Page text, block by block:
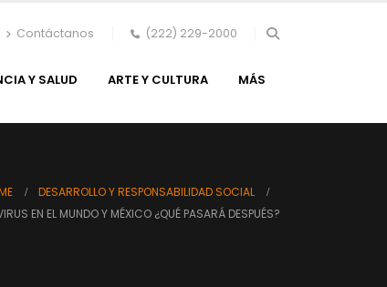
Contáctanos (222) 229-2000
Y SALUD ARTE Y CULTURA MÁS
DESARROLLO Y RESPONSABILIDAD SOCIAL
EN EL MUNDO Y MÉXICO ¿QUÉ PASARÁ DESPUÉS?